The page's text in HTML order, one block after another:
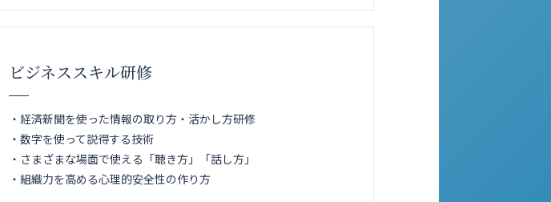
ビジネススキル研修
・経済新聞を使った情報の取り方・活かし方研修
・数字を使って説得する技術
・さまざまな場面で使える「聴き方」「話し方」
・組織力を高める心理的安全性の作り方